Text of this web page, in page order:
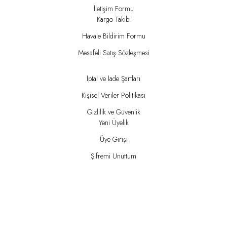
İletişim Formu
Kargo Takibi
Havale Bildirim Formu
Mesafeli Satış Sözleşmesi
İptal ve İade Şartları
Kişisel Veriler Politikası
Gizlilik ve Güvenlik
Yeni Üyelik
Üye Girişi
Şifremi Unuttum